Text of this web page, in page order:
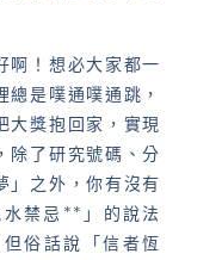
啊！想必大家都一
是噗通噗通跳，
大獎抱回家，實現
除了研究號碼、分
」之外，你有沒有
禁忌**」的說法
俗話說「信者恆